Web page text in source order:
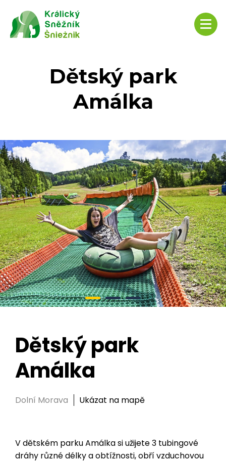
Dětský park
Amálka
Dětský park
Amálka
Dolní Morava Ukázat na mapě
V dětském parku Amálka si užijete 3 tubingové
dráhy různé délky a obtížnosti, obří vzduchovou